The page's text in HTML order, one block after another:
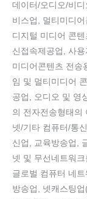
데이터/오디오/비
비스업, 멀티미디
디지털 미디어 콘
신접속제공업, 사
미디어콘텐츠 전송
임 및 멀티미디어
공업, 오디오 및 영
의 전자전송형태의
넷/기타 컴퓨터/통
신업, 교육방송업,
넷 및 무선네트워
글로벌 컴퓨터 네
방송업, 넷캐스팅